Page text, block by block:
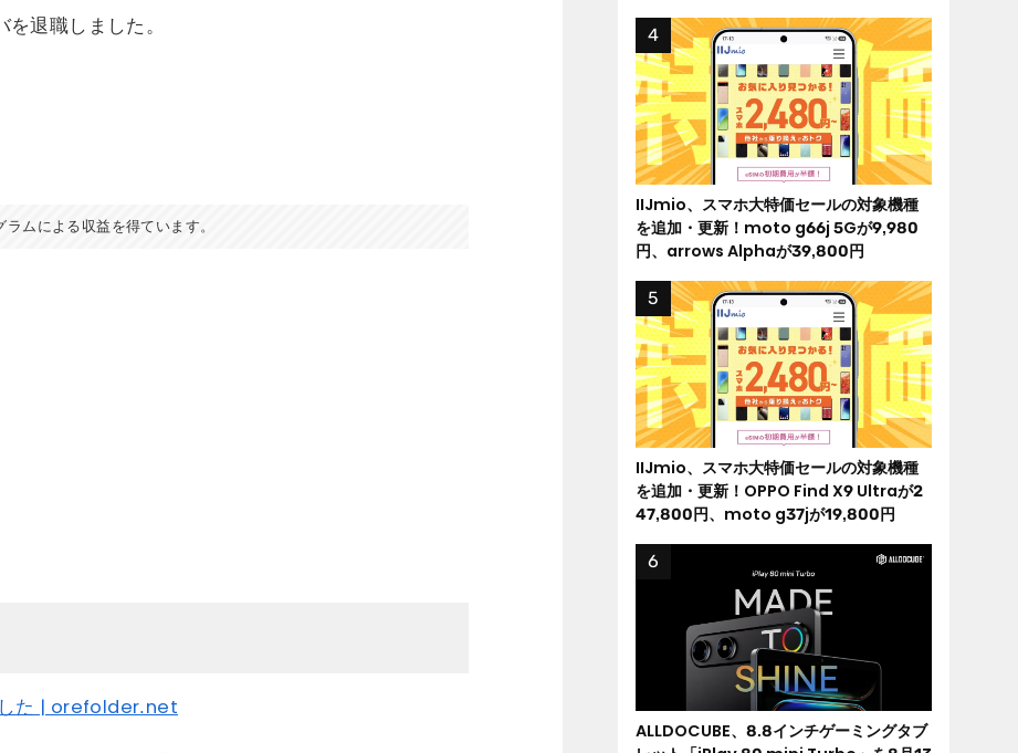
退職しました。
ムによる収益を得ています。
した | orefolder.net
IIJmio、スマホ大特価セールの対象機種
を追加・更新！moto g66j 5Gが9,980
円、arrows Alphaが39,800円
IIJmio、スマホ大特価セールの対象機種
を追加・更新！OPPO Find X9 Ultraが2
47,800円、moto g37jが19,800円
ALLDOCUBE、8.8インチゲーミングタブ